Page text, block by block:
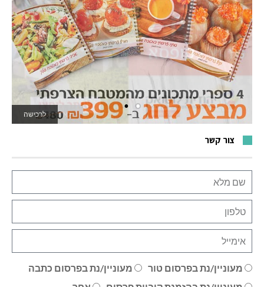
לרכישה
לאתר המשחקים
צור קשר
מעוניין/נת בפרסום טור
מעוניין/נת בפרסום כתבה